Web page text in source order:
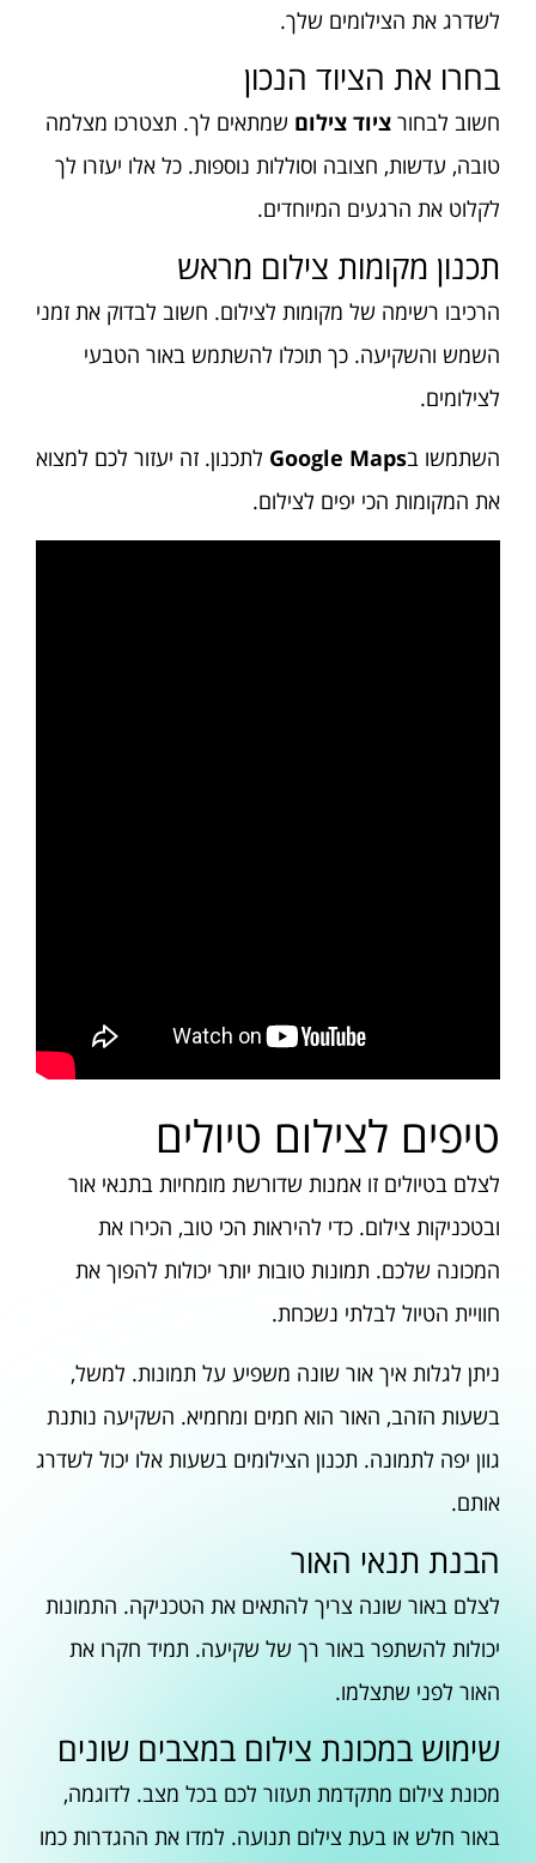
לשדרג את הצילומים שלך.
בחרו את הציוד הנכון
חשוב לבחור ציוד צילום שמתאים לך. תצטרכו מצלמה
טובה, עדשות, חצובה וסוללות נוספות. כל אלו יעזרו לך
לקלוט את הרגעים המיוחדים.
תכנון מקומות צילום מראש
הרכיבו רשימה של מקומות לצילום. חשוב לבדוק את זמני
השמש והשקיעה. כך תוכלו להשתמש באור הטבעי
לצילומים.
השתמשו בGoogle Maps לתכנון. זה יעזור לכם למצוא
את המקומות הכי יפים לצילום.
טיפים לצילום טיולים
לצלם בטיולים זו אמנות שדורשת מומחיות בתנאי אור
ובטכניקות צילום. כדי להיראות הכי טוב, הכירו את
המכונה שלכם. תמונות טובות יותר יכולות להפוך את
חוויית הטיול לבלתי נשכחת.
ניתן לגלות איך אור שונה משפיע על תמונות. למשל,
בשעות הזהב, האור הוא חמים ומחמיא. השקיעה נותנת
גוון יפה לתמונה. תכנון הצילומים בשעות אלו יכול לשדרג
אותם.
הבנת תנאי האור
לצלם באור שונה צריך להתאים את הטכניקה. התמונות
יכולות להשתפר באור רך של שקיעה. תמיד חקרו את
האור לפני שתצלמו.
שימוש במכונת צילום במצבים שונים
מכונת צילום מתקדמת תעזור לכם בכל מצב. לדוגמה,
באור חלש או בעת צילום תנועה. למדו את ההגדרות כמו